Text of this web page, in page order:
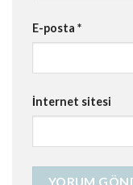
E-posta *
İnternet sitesi